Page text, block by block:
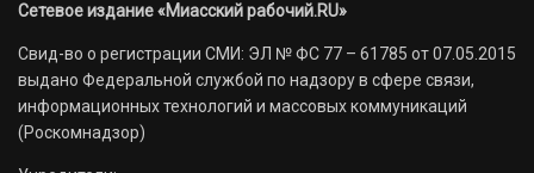
Сетевое издание «Миасский рабочий.RU»
Свид-во о регистрации СМИ: ЭЛ № ФС 77 – 61785 от 07.05.2015
выдано Федеральной службой по надзору в сфере связи,
информационных технологий и массовых коммуникаций
(Роскомнадзор)